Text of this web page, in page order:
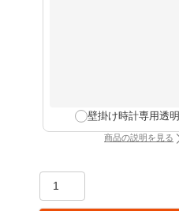
壁掛け時計専用透
商品の説明を見る
：壁掛け